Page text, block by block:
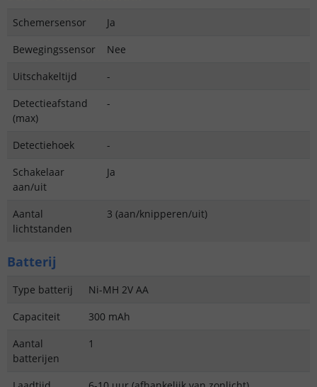
Schemersensor
Ja
Bewegingssensor
Nee
Uitschakeltijd
-
Detectieafstand
(max)
-
Detectiehoek
-
Schakelaar
aan/uit
Ja
Aantal
lichtstanden
3 (aan/knipperen/uit)
Batterij
Type batterij
Ni-MH 2V AA
Capaciteit
300 mAh
Aantal
batterijen
1